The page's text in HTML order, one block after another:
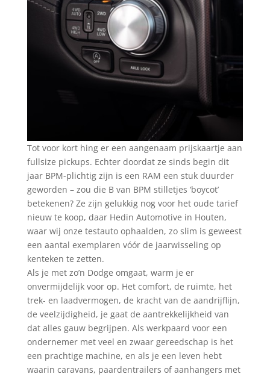
Tot voor kort hing er een aangenaam prijskaartje aan
fullsize pickups. Echter doordat ze sinds begin dit
jaar BPM-plichtig zijn is een RAM een stuk duurder
geworden – zou die B van BPM stilletjes ‘boycot’
betekenen? Ze zijn gelukkig nog voor het oude tarief
nieuw te koop, daar Hedin Automotive in Houten,
waar wij onze testauto ophaalden, zo slim is geweest
een aantal exemplaren vóór de jaarwisseling op
kenteken te zetten.
Als je met zo’n Dodge omgaat, warm je er
onvermijdelijk voor op. Het comfort, de ruimte, het
trek- en laadvermogen, de kracht van de aandrijflijn,
de veelzijdigheid, je gaat de aantrekkelijkheid van
dat alles gauw begrijpen. Als werkpaard voor een
ondernemer met veel en zwaar gereedschap is het
een prachtige machine, en als je een leven hebt
waarin caravans, paardentrailers of aanhangers met